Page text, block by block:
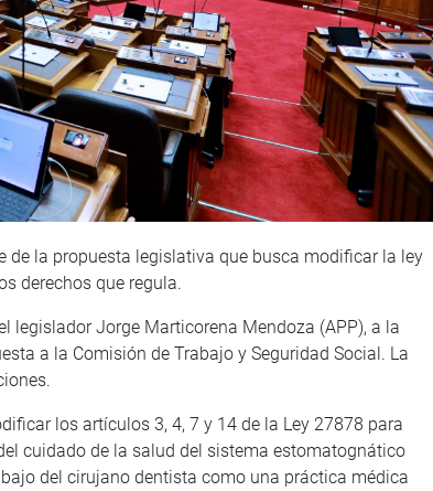
de la propuesta legislativa que busca modificar la ley
derechos que regula.
legislador Jorge Marticorena Mendoza (APP), a la
a la Comisión de Trabajo y Seguridad Social. La
los artículos 3, 4, 7 y 14 de la Ley 27878 para
cuidado de la salud del sistema estomatognático
del cirujano dentista como una práctica médica